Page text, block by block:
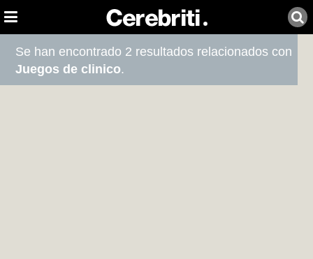
Se han encontrado 2 resultados relacionados con
Juegos de clinico.